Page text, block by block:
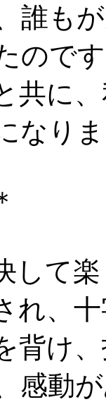
誰も
ので
共に
なり
して
れ、
背け
感動